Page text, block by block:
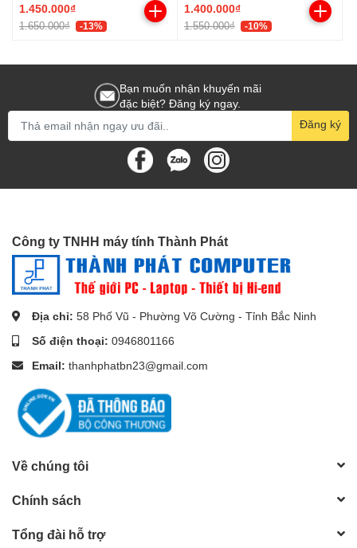
1.450.000₫
1.650.000₫ -13%
1.400.000₫
1.550.000₫ -10%
Bạn muốn nhận khuyến mãi
đặc biệt? Đăng ký ngay.
Đăng ký
Công ty TNHH máy tính Thành Phát
Địa chỉ: 58 Phố Vũ - Phường Võ Cường - Tỉnh Bắc Ninh
Số điện thoại: 0946801166
Email: thanhphatbn23@gmail.com
Về chúng tôi
Chính sách
Tổng đài hỗ trợ